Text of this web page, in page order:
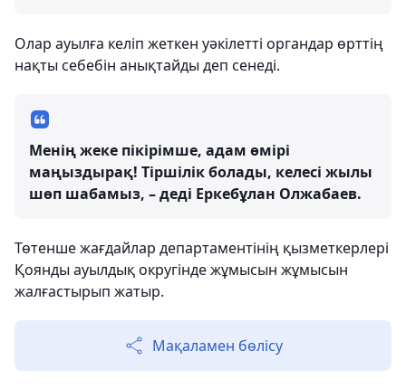
Олар ауылға келіп жеткен уәкілетті органдар өрттің
нақты себебін анықтайды деп сенеді.
Менің жеке пікірімше, адам өмірі
маңыздырақ! Тіршілік болады, келесі жылы
шөп шабамыз, – деді Еркебұлан Олжабаев.
Төтенше жағдайлар департаментінің қызметкерлері
Қоянды ауылдық округінде жұмысын жұмысын
жалғастырып жатыр.
Мақаламен бөлісу